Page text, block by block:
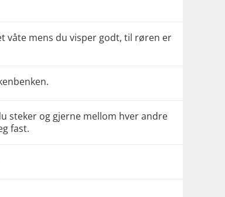
våte mens du visper godt, til røren er
steker og gjerne mellom hver andre
fast.